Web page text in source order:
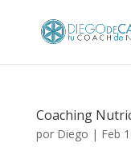
Coaching
por Diego | Feb